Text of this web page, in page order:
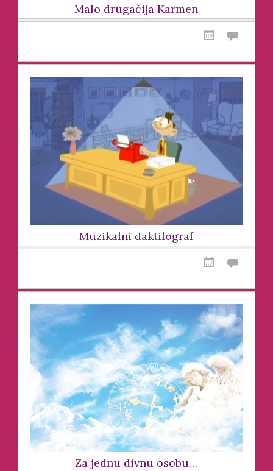
Malo drugačija Karmen
Muzikalni daktilograf
Za jednu divnu osobu…